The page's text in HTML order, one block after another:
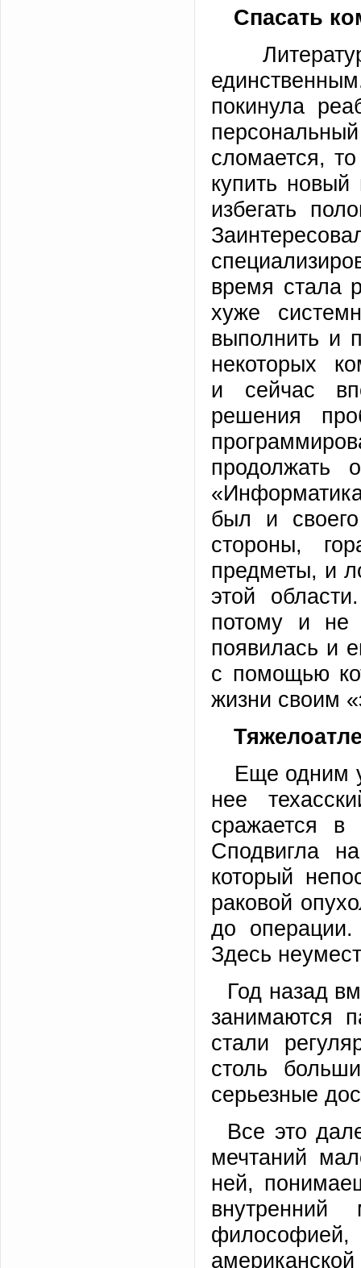
Спасать
покинула
сломается,
купить
избегать
время стала
хуже
выполнить и
некоторых
и сейчас
решения
продолжать
был и
стороны,
предметы, и
этой
потому и не
появилась и
с помощью
жизни своим
Еще одним
нее
сражается
Сподвигла
который
раковой
до
Здесь
Год назад
занимаются
стали
столь
серьезные
Все это
мечтаний
ней,